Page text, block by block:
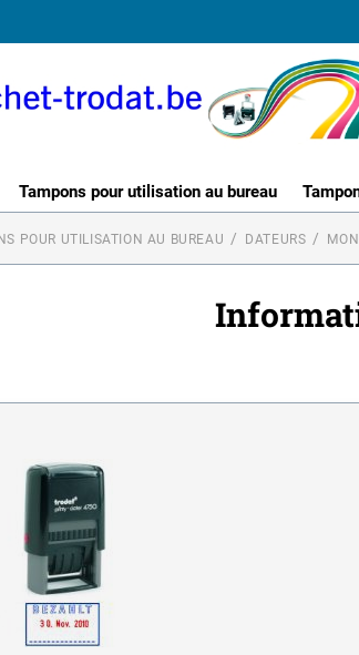
Tampons pour utilisation au bureau
POUR UTILISATION AU BUREAU DATEURS